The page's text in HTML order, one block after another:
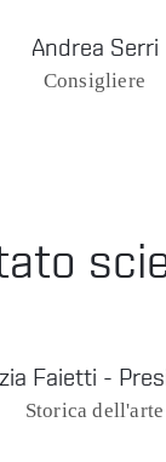
Andrea Serri
Consigliere
Faietti -
Storica dell'arte